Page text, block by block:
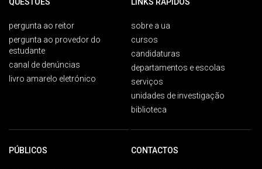
pergunta ao reitor
pergunta ao provedor do
estudante
canal de denúncias
livro amarelo eletrónico
sobre a ua
cursos
candidaturas
departamentos e escolas
serviços
unidades de investigação
biblioteca
PÚBLICOS CONTACTOS